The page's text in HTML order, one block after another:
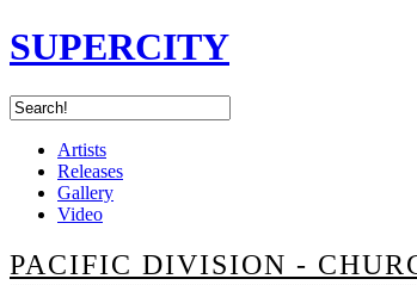
SUPERCITY
Artists
Releases
Gallery
Video
PACIFIC DIVISION -